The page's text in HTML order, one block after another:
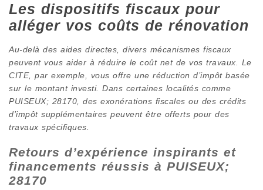
Les dispositifs fiscaux pour
alléger vos coûts de rénovation
Au-delà des aides directes, divers mécanismes fiscaux
peuvent vous aider à réduire le coût net de vos travaux. Le
CITE, par exemple, vous offre une réduction d’impôt basée
sur le montant investi. Dans certaines localités comme
PUISEUX; 28170, des exonérations fiscales ou des crédits
d’impôt supplémentaires peuvent être offerts pour des
travaux spécifiques.
Retours d’expérience inspirants et
financements réussis à PUISEUX;
28170